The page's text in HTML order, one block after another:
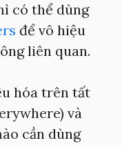
có thể dùng
để vô hiệu
liên quan.
hóa trên tất
và
cần dùng